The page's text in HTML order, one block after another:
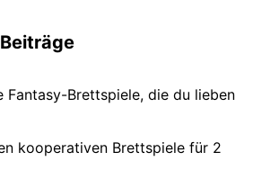
Fantasy-Brettspiele, die du lieben
kooperativen Brettspiele für 2